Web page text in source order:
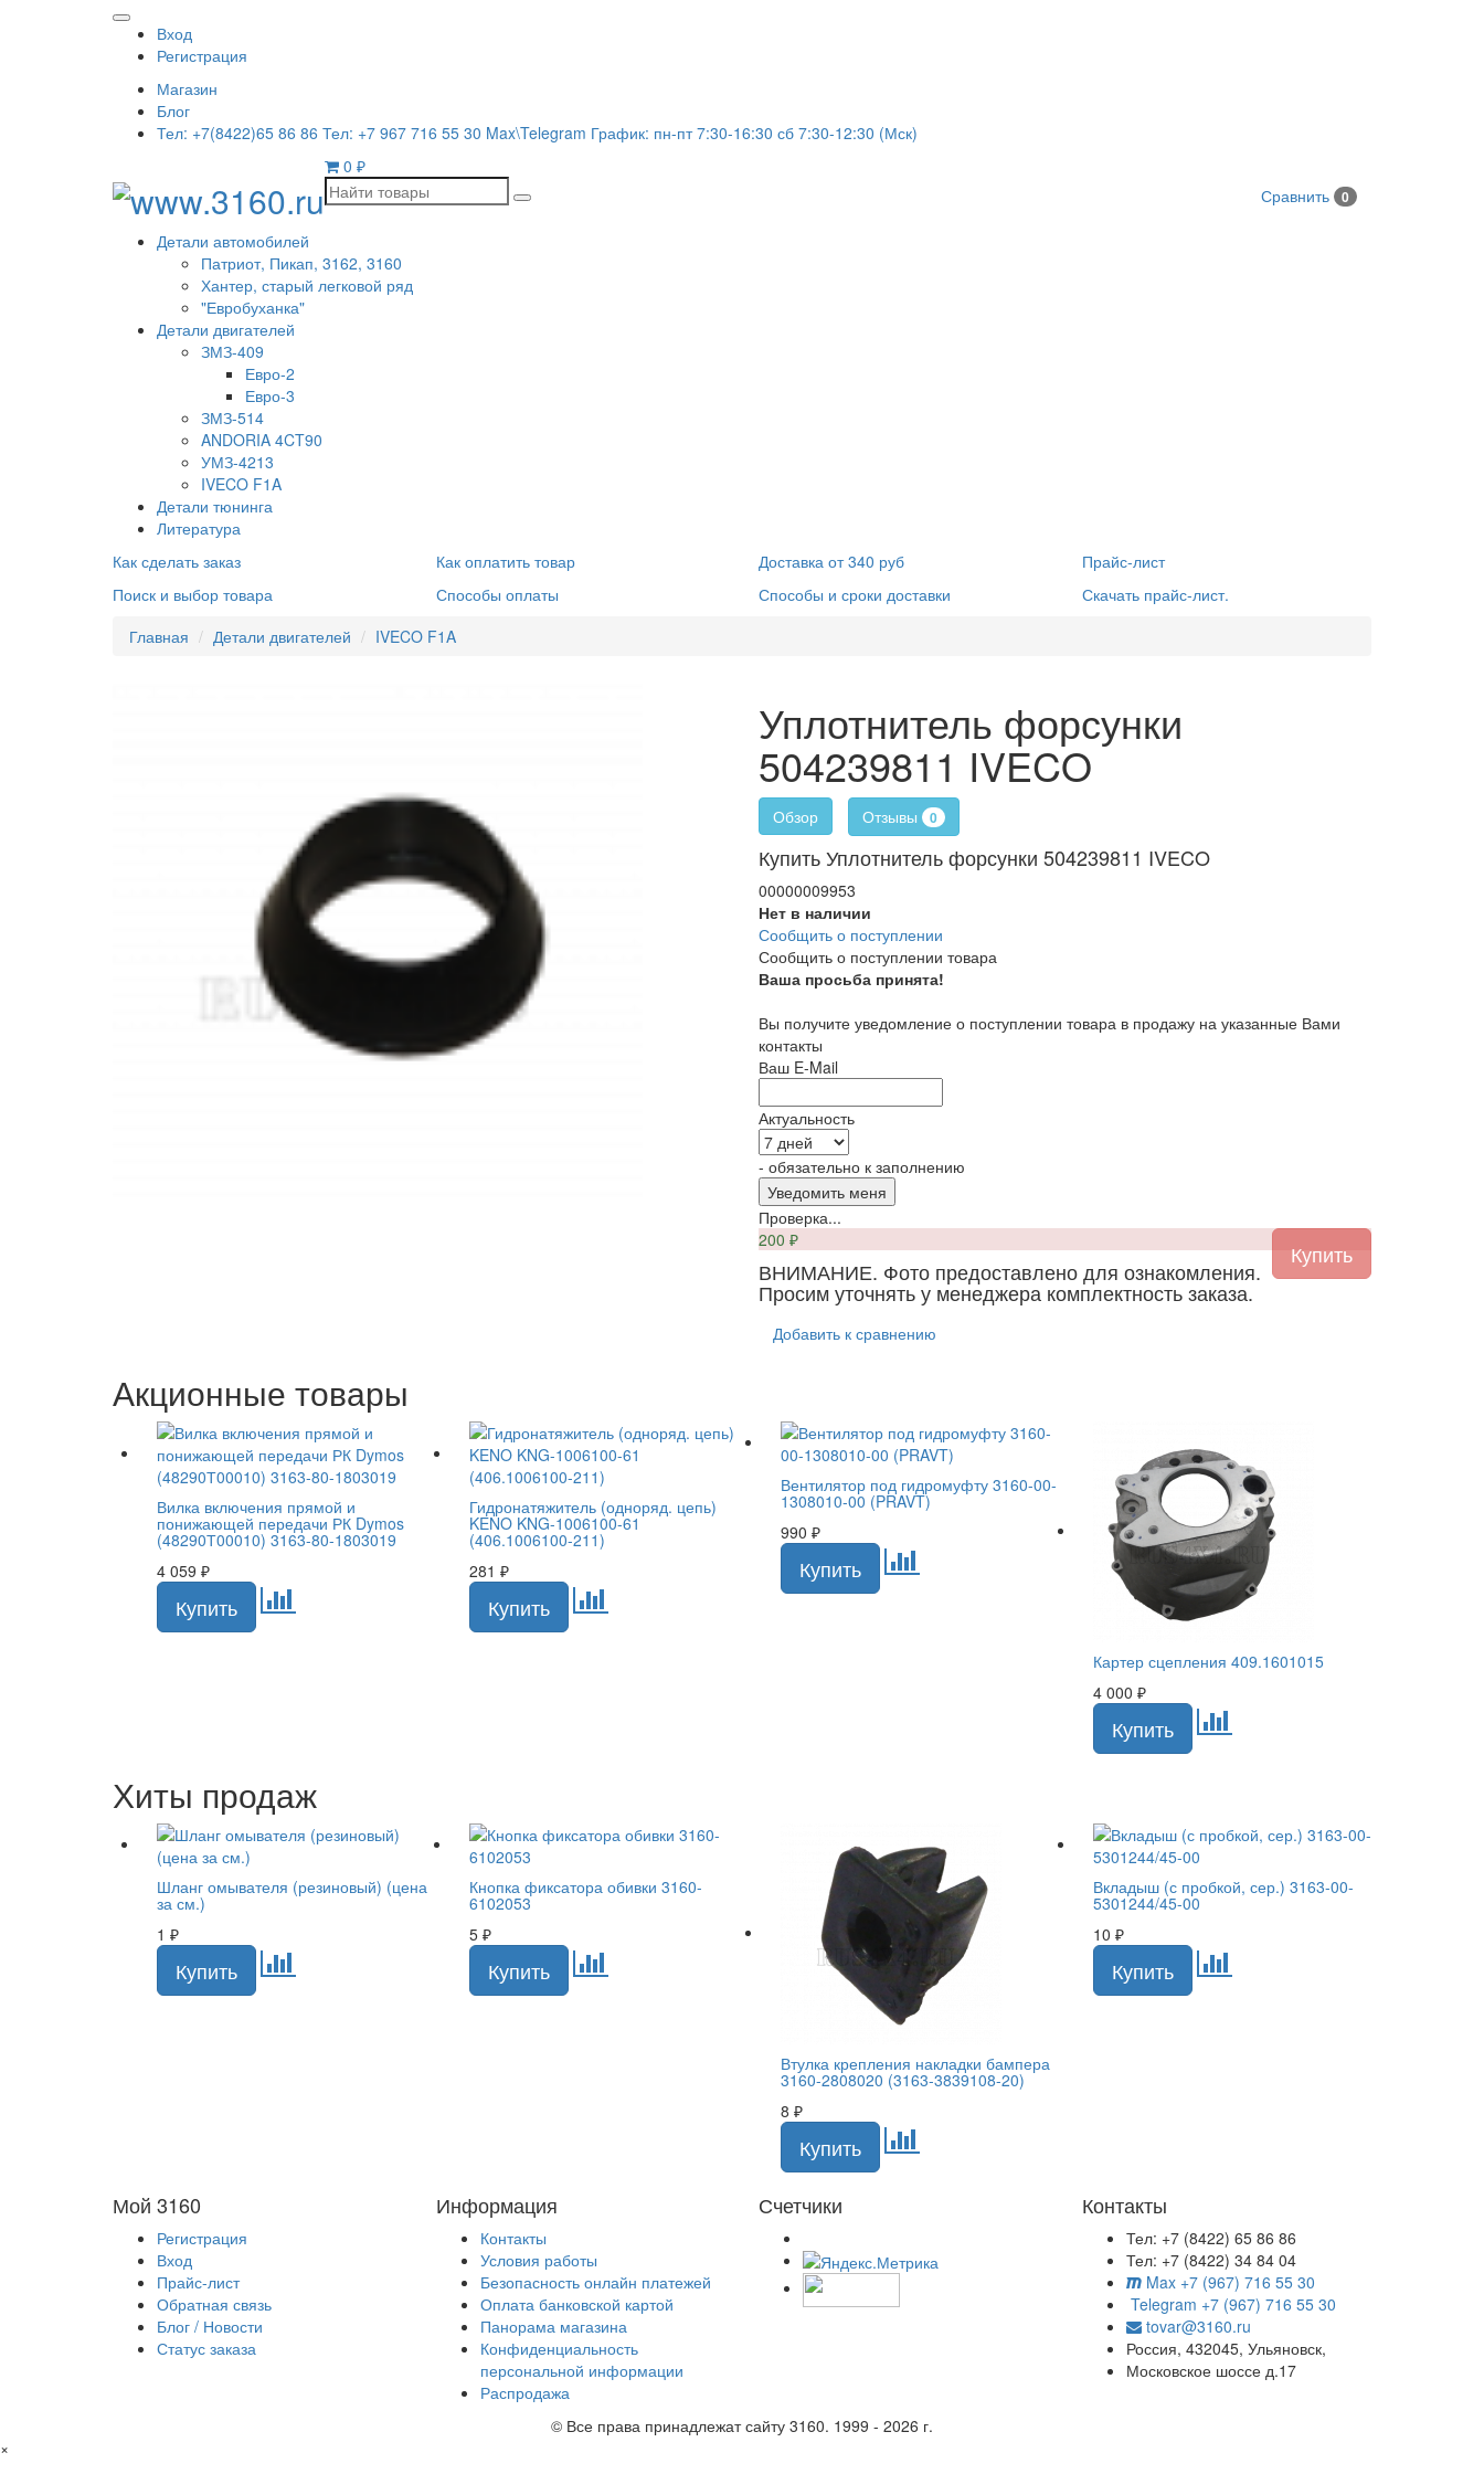
Вход
Регистрация
Магазин
Блог
Тел: +7(8422)65 86 86 Тел: +7 967 716 55 30 Max\Telegram График: пн-пт 7:30-16:30 сб 7:30-12:30 (Мск)
0 ₽
Сравнить
0
Детали автомобилей
Патриот, Пикап, 3162, 3160
Хантер, старый легковой ряд
"Евробуханка"
Детали двигателей
ЗМЗ-409
Евро-2
Евро-3
ЗМЗ-514
ANDORIA 4CT90
УМЗ-4213
IVECO F1A
Детали тюнинга
Литература
Как сделать заказ
Поиск и выбор товара
Как оплатить товар
Способы оплаты
Доставка от 340 руб
Способы и сроки доставки
Прайс-лист
Скачать прайс-лист.
Главная
Детали двигателей IVECO F1A
Уплотнитель форсунки
504239811 IVECO
Обзор Отзывы 0
Купить Уплотнитель форсунки 504239811 IVECO
00000009953
Нет в наличии
Сообщить о поступлении
Сообщить о поступлении товара
Ваша просьба принята!
Вы получите уведомление о поступлении товара в продажу на указанные Вами
контакты
Ваш E-Mail
Актуальность
- обязательно к заполнению
Проверка...
200 ₽
ВНИМАНИЕ. Фото предоставлено для ознакомления.
Просим уточнять у менеджера комплектность заказа.
Добавить к сравнению
Акционные товары
Вилка включения прямой и
понижающей передачи РК Dymos
(48290Т00010) 3163-80-1803019
4 059 ₽
Гидронатяжитель (одноряд. цепь)
KENO KNG-1006100-61
(406.1006100-211)
281 ₽
Вентилятор под гидромуфту 3160-00-
1308010-00 (PRAVT)
990 ₽
Картер сцепления 409.1601015
4 000 ₽
Хиты продаж
Шланг омывателя (резиновый) (цена
за см.)
1 ₽
Кнопка фиксатора обивки 3160-
6102053
5 ₽
Втулка крепления накладки бампера
3160-2808020 (3163-3839108-20)
8 ₽
Вкладыш (с пробкой, сер.) 3163-00-
5301244/45-00
10 ₽
Мой 3160
Регистрация
Вход
Прайс-лист
Обратная связь
Блог / Новости
Статус заказа
Информация
Контакты
Условия работы
Безопасность онлайн платежей
Оплата банковской картой
Панорама магазина
Конфиденциальность
персональной информации
Распродажа
Счетчики Контакты
Тел: +7 (8422) 65 86 86
Тел: +7 (8422) 34 84 04
Max +7 (967) 716 55 30
Telegram +7 (967) 716 55 30
tovar@3160.ru
Россия, 432045, Ульяновск,
Московское шоссе д.17
© Все права принадлежат сайту 3160. 1999 - 2026 г.
×